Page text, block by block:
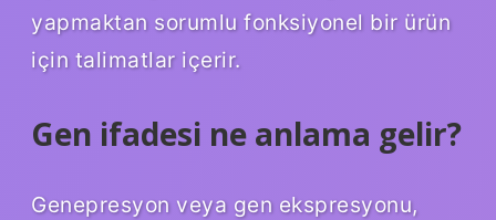
yapmaktan sorumlu fonksiyonel bir ürün
için talimatlar içerir.
Gen ifadesi ne anlama gelir?
Genepresyon veya gen ekspresyonu,